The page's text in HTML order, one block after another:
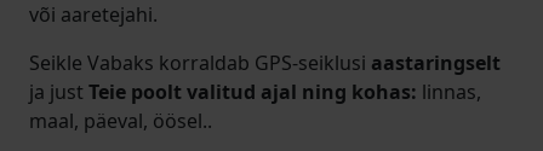
või aaretejahi.
Seikle Vabaks korraldab GPS-seiklusi aastaringselt
ja just Teie poolt valitud ajal ning kohas: linnas,
maal, päeval, öösel..